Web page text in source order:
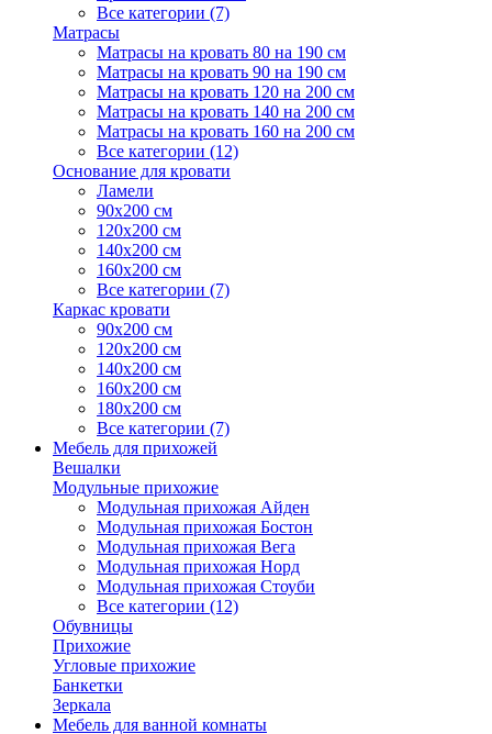
Все категории (7)
Матрасы
Матрасы на кровать 80 на 190 см
Матрасы на кровать 90 на 190 см
Матрасы на кровать 120 на 200 см
Матрасы на кровать 140 на 200 см
Матрасы на кровать 160 на 200 см
Все категории (12)
Основание для кровати
Ламели
90х200 см
120х200 см
140х200 см
160х200 см
Все категории (7)
Каркас кровати
90х200 см
120х200 см
140х200 см
160х200 см
180х200 см
Все категории (7)
Мебель для прихожей
Вешалки
Модульные прихожие
Модульная прихожая Айден
Модульная прихожая Бостон
Модульная прихожая Вега
Модульная прихожая Норд
Модульная прихожая Стоуби
Все категории (12)
Обувницы
Прихожие
Угловые прихожие
Банкетки
Зеркала
Мебель для ванной комнаты